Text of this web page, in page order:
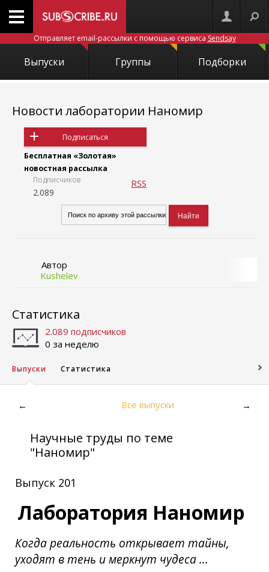
Отправляет email-рассылки с помощью сервиса Sendsay
Выпуски Группы Подборки
Новости лаборатории Наномир
Подписаться
Бесплатная «Золотая»
новостная рассылка
Подписчиков
2.089
RSS
Автор
Kushelev
Статистика
2.089 подписчиков
0 за неделю
Выпуски Статистика
← Все выпуски →
Научные труды по теме
"Наномир"
Выпуск 201
Лаборатория Наномир
Когда реальность открывает тайны,
уходят в тень и меркнут чудеса ...